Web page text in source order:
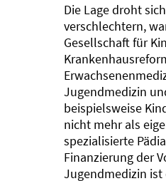
Die Lage droht
verschlechtern,
Gesellschaft für
Jugendmedizin
beispielsweise
nicht mehr als
spezialisierte
Finanzierung der
Jugendmedizin